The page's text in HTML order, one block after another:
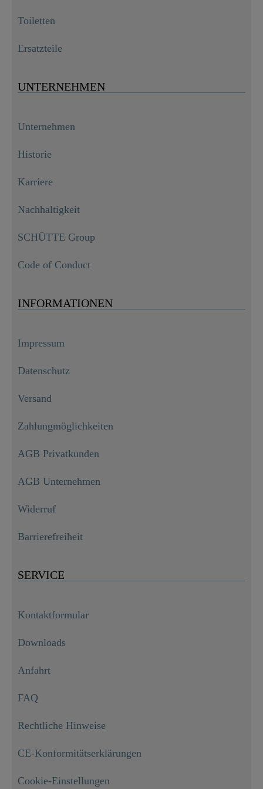
Toiletten
Ersatzteile
UNTERNEHMEN
Unternehmen
Historie
Karriere
Nachhaltigkeit
SCHÜTTE Group
Code of Conduct
INFORMATIONEN
Impressum
Datenschutz
Versand
Zahlungmöglichkeiten
AGB Privatkunden
AGB Unternehmen
Widerruf
Barrierefreiheit
SERVICE
Kontaktformular
Downloads
Anfahrt
FAQ
Rechtliche Hinweise
CE-Konformitätserklärungen
Cookie-Einstellungen